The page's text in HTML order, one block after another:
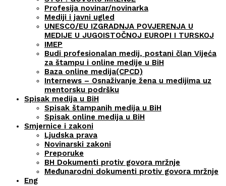
Profesija novinar/novinarka
Mediji i javni ugled
UNESCO/EU IZGRADNJA POVJERENJA U
MEDIJE U JUGOISTOČNOJ EUROPI I TURSKOJ
IMEP
Budi profesionalan medij, postani član Vijeća
za štampu i online medije u BiH
Baza online medija(CPCD)
Internews – Osnaživanje žena u medijima uz
mentorsku podršku
Spisak medija u BiH
Spisak štampanih medija u BiH
Spisak online medija u BiH
Smjernice i zakoni
Ljudska prava
Novinarski zakoni
Preporuke
BH Dokumenti protiv govora mržnje
Međunarodni dokumenti protiv govora mržnje
Eng